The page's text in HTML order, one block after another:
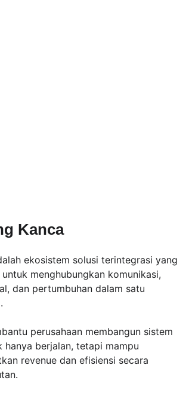
Kanca
ekosistem solusi terintegrasi yang
menghubungkan komunikasi,
dan pertumbuhan dalam satu
perusahaan membangun sistem
hanya berjalan, tetapi mampu
revenue dan efisiensi secara